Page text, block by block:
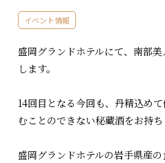
イベント情報
盛岡グランドホテルにて、南部
します。
14回目となる今回も、丹精込め
むことのできない秘蔵酒をお持ち
盛岡グランドホテルの岩手県産